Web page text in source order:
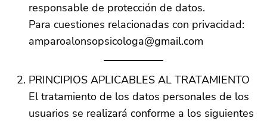
responsable de protección de datos.
Para cuestiones relacionadas con privacidad:
amparoalonsopsicologa@gmail.com
PRINCIPIOS APLICABLES AL TRATAMIENTO
El tratamiento de los datos personales de los
usuarios se realizará conforme a los siguientes